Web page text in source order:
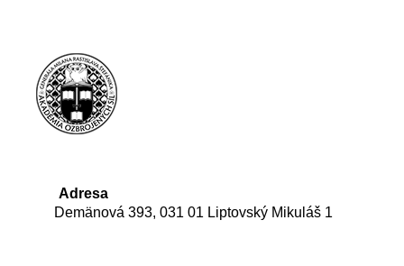
Adresa
Demänová 393, 031 01 Liptovský Mikuláš 1